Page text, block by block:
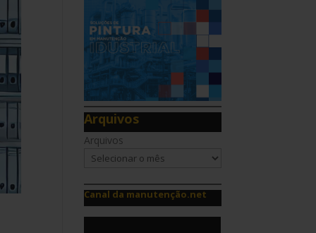
Arquivos
Arquivos
Canal da manutenção.net